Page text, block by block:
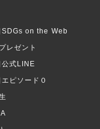
SDGs on the Web
レゼント
公式LINE
ピソード０